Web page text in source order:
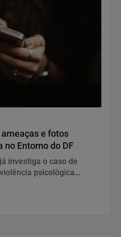
e fotos
Entorno do DF
investiga o caso de
psicológica